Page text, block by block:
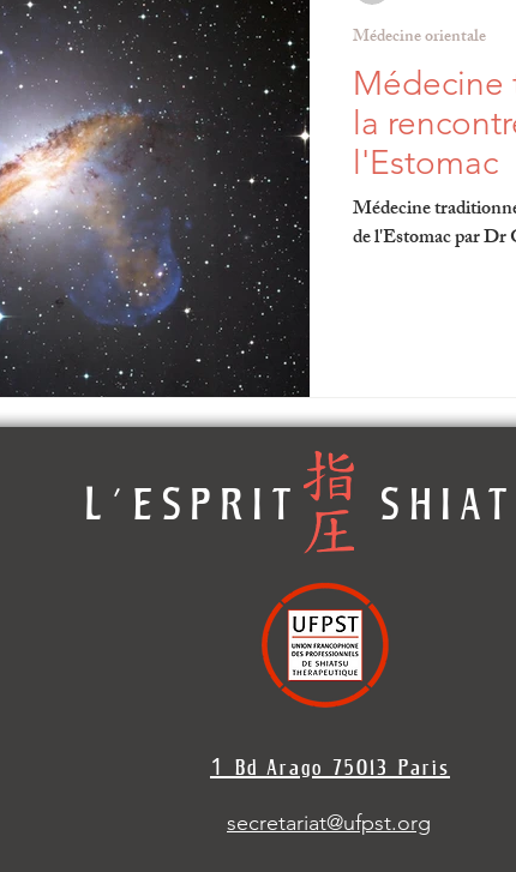
Médecine
la
l'Estomac
Médecine
de l'Estomac par Dr
Médecine orientale
L'ESPRIT
1 Bd Arago 7501 3 Paris
secretariat@ufpst.org